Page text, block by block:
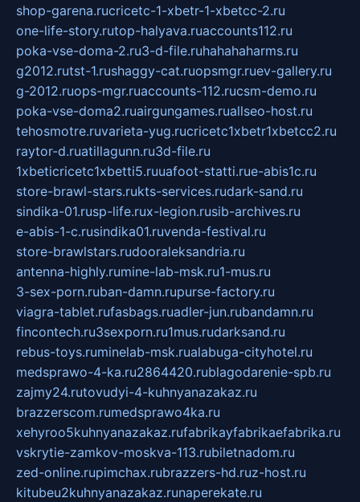
shop-garena.rucricetc-1-xbetr-1-xbetcc-2.ru
one-life-story.rutop-halyava.ruaccounts112.ru
poka-vse-doma-2.ru3-d-file.ruhahahaharms.ru
g2012.rutst-1.rushaggy-cat.ruopsmgr.ruev-gallery.ru
g-2012.ruops-mgr.ruaccounts-112.rucsm-demo.ru
poka-vse-doma2.ruairgungames.ruallseo-host.ru
tehosmotre.ruvarieta-yug.rucricetc1xbetr1xbetcc2.ru
raytor-d.ruatillagunn.ru3d-file.ru
1xbeticricetc1xbetti5.ruuafoot-statti.rue-abis1c.ru
store-brawl-stars.rukts-services.rudark-sand.ru
sindika-01.rusp-life.rux-legion.rusib-archives.ru
e-abis-1-c.rusindika01.ruvenda-festival.ru
store-brawlstars.rudooraleksandria.ru
antenna-highly.rumine-lab-msk.ru1-mus.ru
3-sex-porn.ruban-damn.rupurse-factory.ru
viagra-tablet.rufasbags.ruadler-jun.rubandamn.ru
fincontech.ru3sexporn.ru1mus.rudarksand.ru
rebus-toys.ruminelab-msk.rualabuga-cityhotel.ru
medsprawo-4-ka.ru2864420.rublagodarenie-spb.ru
zajmy24.rutovudyi-4-kuhnyanazakaz.ru
brazzerscom.rumedsprawo4ka.ru
xehyroo5kuhnyanazakaz.rufabrikayfabrikaefabrika.ru
vskrytie-zamkov-moskva-113.rubiletnadom.ru
zed-online.rupimchax.rubrazzers-hd.ruz-host.ru
kitubeu2kuhnyanazakaz.runaperekate.ru